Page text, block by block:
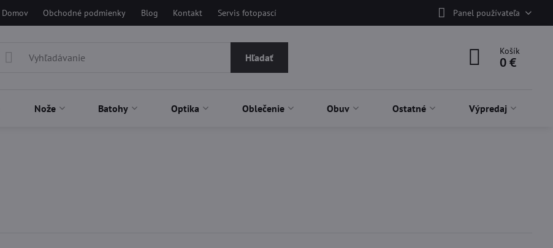
Domov Obchodné podmienky Blog Kontakt Servis fotopascí Panel používateľa
Hľadať
Košík
0 €
Nože Batohy Optika Oblečenie Obuv Ostatné Výpredaj